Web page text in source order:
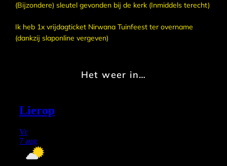
(Bijzondere) sleutel gevonden bij de kerk (Inmiddels terecht)
Ik heb 1x vrijdagticket Nirwana Tuinfeest ter overname
(dankzij slaponline vergeven)
Het weer in…